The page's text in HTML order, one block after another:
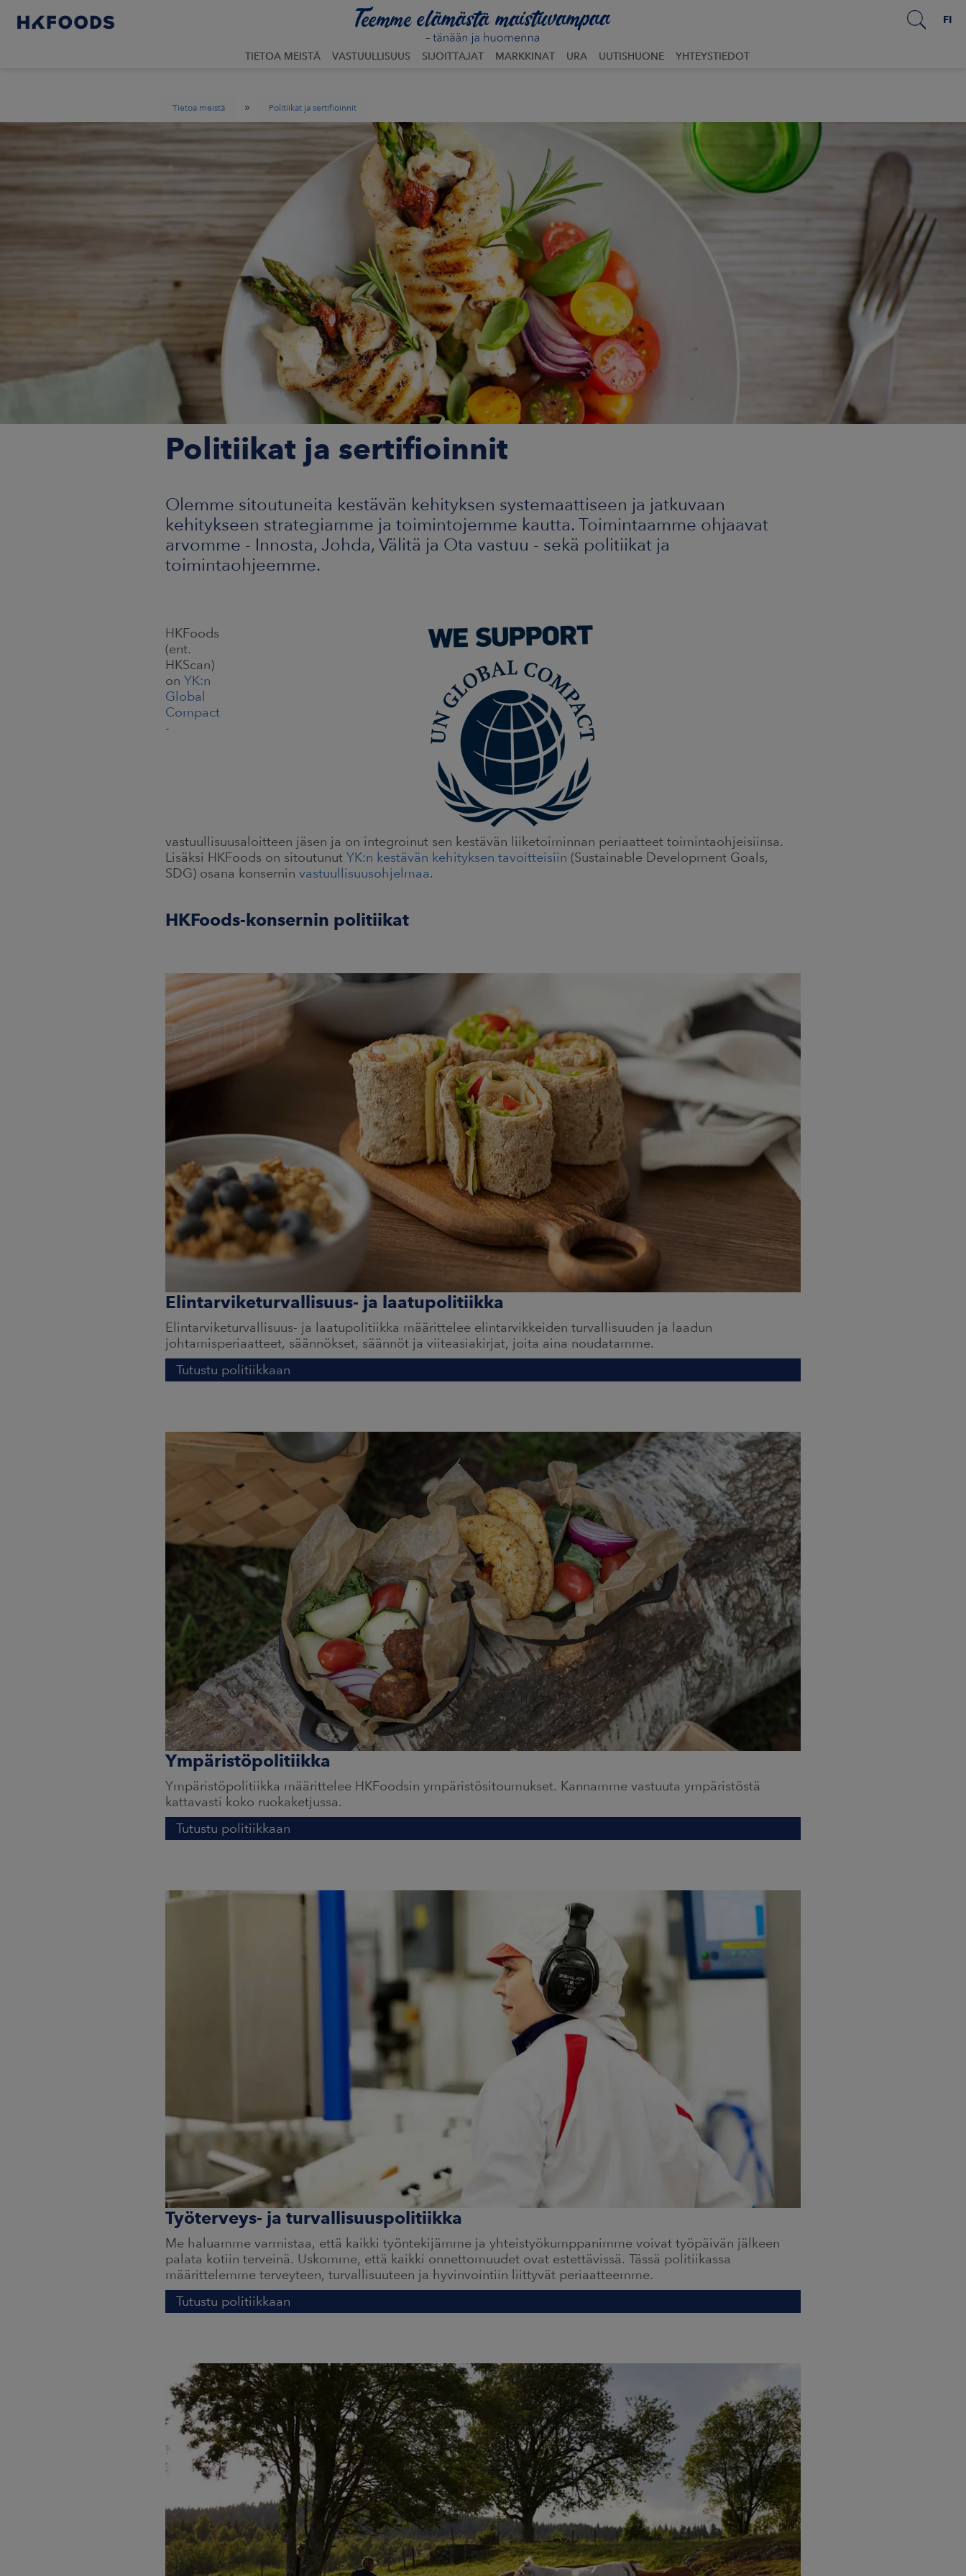
FI
TIETOA MEISTÄ VASTUULLISUUS SIJOITTAJAT MARKKINAT URA UUTISHUONE YHTEYSTIEDOT
Tietoa meistä » Politiikat ja sertifioinnit
Politiikat ja sertifioinnit
Olemme sitoutuneita kestävän kehityksen systemaattiseen ja jatkuvaan
kehitykseen strategiamme ja toimintojemme kautta. Toimintaamme ohjaavat
arvomme - Innosta, Johda, Välitä ja Ota vastuu - sekä politiikat ja
toimintaohjeemme.
HKFoods
(ent.
HKScan)
on YK:n
Global
Compact
-
vastuullisuusaloitteen jäsen ja on integroinut sen kestävän liiketoiminnan periaatteet toimintaohjeisiinsa.
Lisäksi HKFoods on sitoutunut YK:n kestävän kehityksen tavoitteisiin (Sustainable Development Goals,
SDG) osana konsernin vastuullisuusohjelmaa.
HKFoods-konsernin politiikat
Elintarviketurvallisuus- ja laatupolitiikka
Elintarviketurvallisuus- ja laatupolitiikka määrittelee elintarvikkeiden turvallisuuden ja laadun
johtamisperiaatteet, säännökset, säännöt ja viiteasiakirjat, joita aina noudatamme.
Tutustu politiikkaan
Ympäristöpolitiikka
Ympäristöpolitiikka määrittelee HKFoodsin ympäristösitoumukset. Kannamme vastuuta ympäristöstä
kattavasti koko ruokaketjussa.
Tutustu politiikkaan
Työterveys- ja turvallisuuspolitiikka
Me haluamme varmistaa, että kaikki työntekijämme ja yhteistyökumppanimme voivat työpäivän jälkeen
palata kotiin terveinä. Uskomme, että kaikki onnettomuudet ovat estettävissä. Tässä politiikassa
määrittelemme terveyteen, turvallisuuteen ja hyvinvointiin liittyvät periaatteemme.
Tutustu politiikkaan